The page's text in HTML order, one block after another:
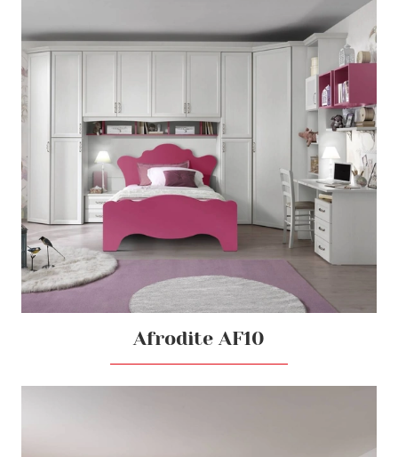
Afrodite AF10